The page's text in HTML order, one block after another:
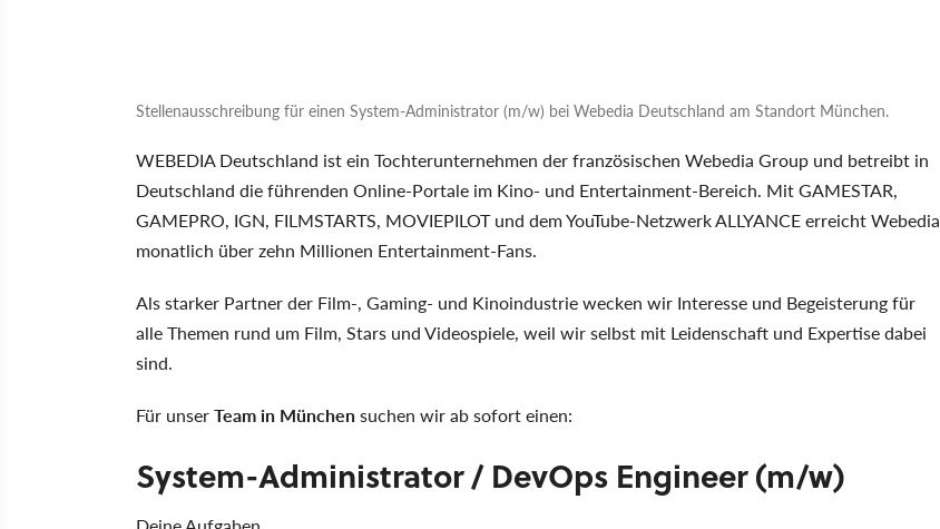
Stellenausschreibung für einen System-Administrator (m/w) bei Webedia Deutschland am Standort München.
WEBEDIA Deutschland ist ein Tochterunternehmen der französischen Webedia Group und betreibt in
Deutschland die führenden Online-Portale im Kino- und Entertainment-Bereich. Mit GAMESTAR,
GAMEPRO, IGN, FILMSTARTS, MOVIEPILOT und dem YouTube-Netzwerk ALLYANCE erreicht Webedia
monatlich über zehn Millionen Entertainment-Fans.
Als starker Partner der Film-, Gaming- und Kinoindustrie wecken wir Interesse und Begeisterung für
alle Themen rund um Film, Stars und Videospiele, weil wir selbst mit Leidenschaft und Expertise dabei
sind.
Für unserTeam in Münchensuchen wir ab sofort einen:
System-Administrator / DevOps Engineer (m/w)